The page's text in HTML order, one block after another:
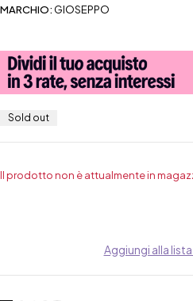
MARCHIO: GIOSEPPO
Sold out
Il prodotto non è attualmente in
Aggiungi alla